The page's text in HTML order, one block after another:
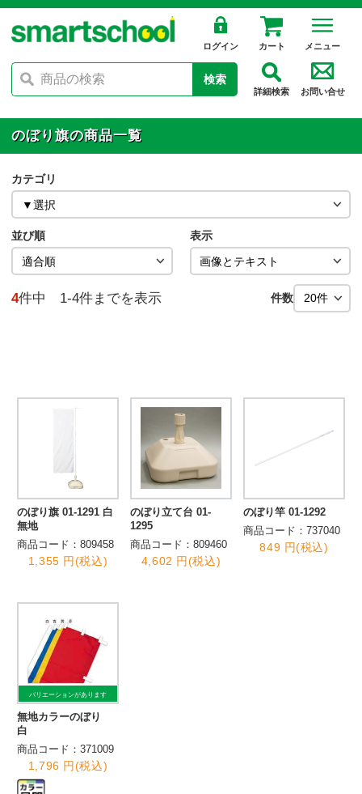
ログイン カート メニュー
検索
詳細検索 お問い合せ
のぼり旗の商品一覧
カテゴリ
並び順 表示
4件中 1-4件までを表示 件数
のぼり旗 01-1291 白
無地
商品コード：809458
1,355 円(税込)
のぼり立て台 01-
1295
商品コード：809460
4,602 円(税込)
のぼり竿 01-1292
商品コード：737040
849 円(税込)
バリエーションがあります
無地カラーのぼり
白
商品コード：371009
1,796 円(税込)